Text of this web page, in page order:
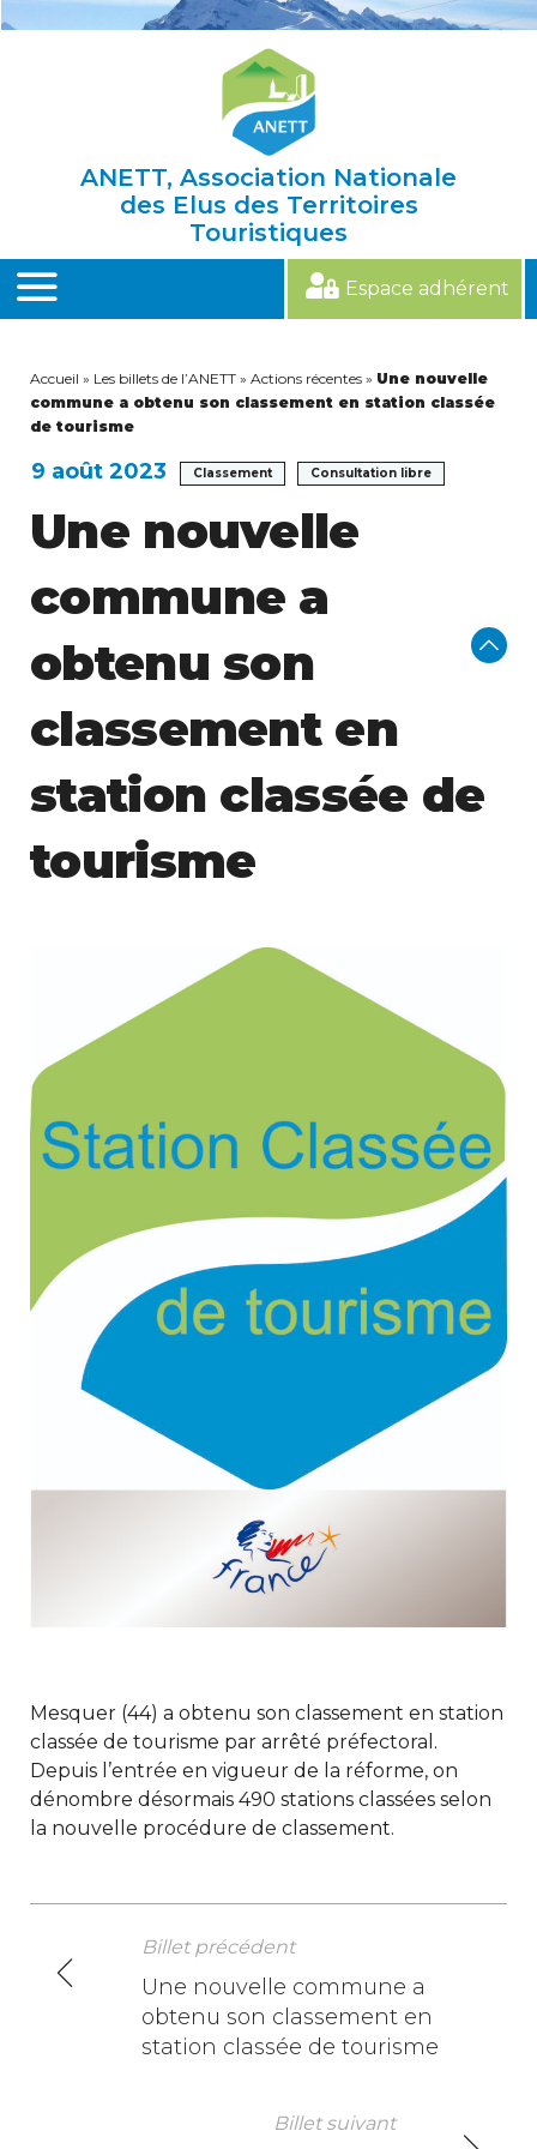
ANETT, Association Nationale
des Elus des Territoires
Touristiques
MENU
Espace adhérent
Accueil » Les billets de l’ANETT » Actions récentes » Une nouvelle
commune a obtenu son classement en station classée
de tourisme
9 août 2023 Classement Consultation libre
Une nouvelle
commune a
obtenu son
classement en
station classée de
tourisme
Mesquer (44) a obtenu son classement en station
classée de tourisme par arrêté préfectoral.
Depuis l’entrée en vigueur de la réforme, on
dénombre désormais 490 stations classées selon
la nouvelle procédure de classement.
N
Billet précédent
Une nouvelle commune a
obtenu son classement en
station classée de tourisme
Billet suivant